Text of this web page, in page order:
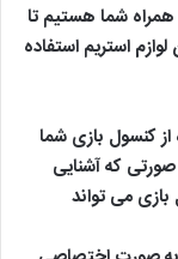
همراه شما هستیم تا
استریم استفاده
از کنسول بازی شما
صورتی که آشنایی
بازی می تواند